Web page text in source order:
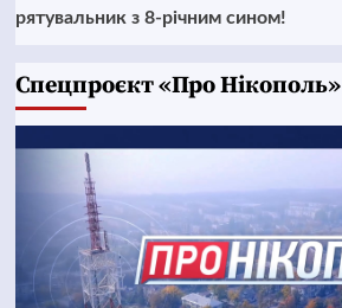
рятувальник з 8-річним сином!
Cпецпроєкт «Про Нікополь»